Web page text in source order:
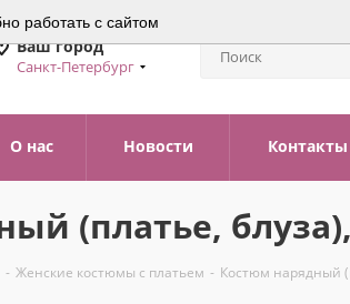
работать с сайтом
Ваш город
Санкт-Петербург
О нас Новости Контакты
(платье,
- Женские костюмы с платьем - Костюм нарядный